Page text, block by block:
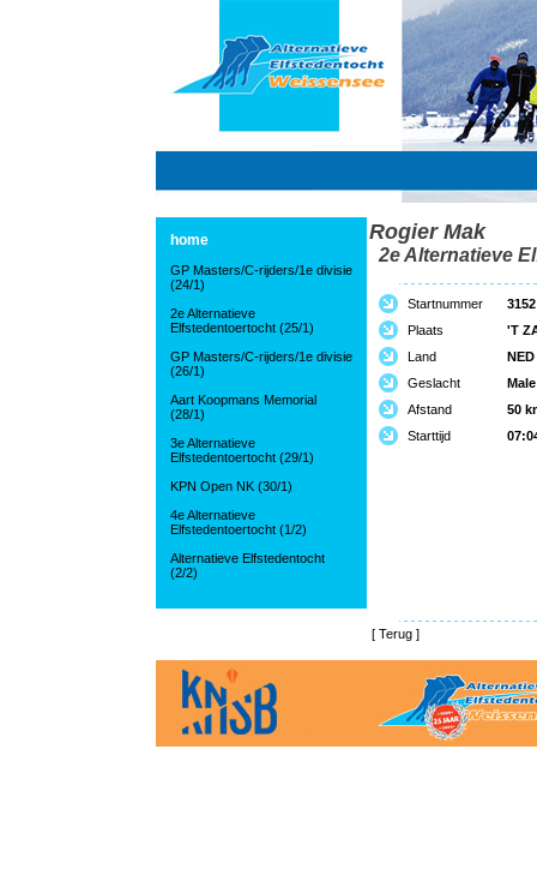
home
GP Masters/C-rijders/1e divisie
(24/1)
2e Alternatieve
Elfstedentoertocht (25/1)
GP Masters/C-rijders/1e divisie
(26/1)
Aart Koopmans Memorial
(28/1)
3e Alternatieve
Elfstedentoertocht (29/1)
KPN Open NK (30/1)
4e Alternatieve
Elfstedentoertocht (1/2)
Alternatieve Elfstedentocht
(2/2)
Rogier Mak
2e Alternatieve
Startnummer
3152
Plaats
'T
Land
NED
Geslacht
Male
Afstand
50
Starttijd
[ Terug ]